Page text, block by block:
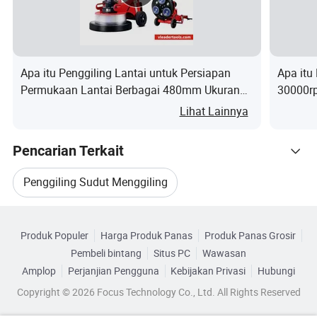
Apa itu Penggiling Lantai untuk Persiapan
Permukaan Lantai Berbagai 480mm Ukuran
Lihat Lainnya
Apa itu
Pencarian Terkait
Penggiling Sudut Menggiling
Penggiling Die Alat Daya
Penggiling Sudut Listrik Logam Gerinda Tangan
Telusuri menurut Kategori
Produk Populer Harga Produk Panas
Produk Panas Grosir
Pembeli bintang
Situs PC
Wawasan
Amplop
Perjanjian Pengguna Kebijakan Privasi
Hubungi
Copyright © 2026 Focus Technology Co., Ltd. All Rights Reserved